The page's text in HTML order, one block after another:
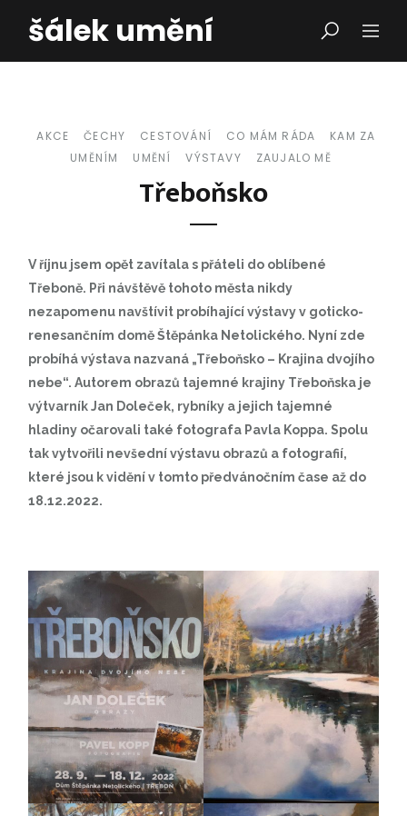
šálek umění
AKCE ČECHY CESTOVÁNÍ CO MÁM RÁDA
KAM ZA
UMĚNÍM
UMĚNÍ VÝSTAVY ZAUJALO MĚ
Třeboňsko
V říjnu jsem opět zavítala s přáteli do oblíbené
Třeboně. Při návštěvě tohoto města nikdy
nezapomenu navštívit probíhající výstavy v goticko-
renesančním domě Štěpánka Netolického. Nyní zde
probíhá výstava nazvaná „Třeboňsko – Krajina dvojího
nebe“. Autorem obrazů tajemné krajiny Třeboňska je
výtvarník Jan Doleček, rybníky a jejich tajemné
hladiny očarovali také fotografa Pavla Koppa. Spolu
tak vytvořili nevšední výstavu obrazů a fotografií,
které jsou k vidění v tomto předvánočním čase až do
18.12.2022.